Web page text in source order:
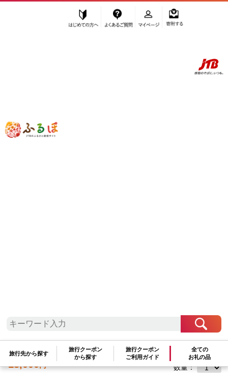
ふるぽ JTBのふるさと納税サイト
旅行先から探す
旅行クーポン
から探す
旅行クーポン
ご利用ガイド
全ての
お礼の品
屋久島産精油セット（地杉＆たんかん 各
18,000円 数量：